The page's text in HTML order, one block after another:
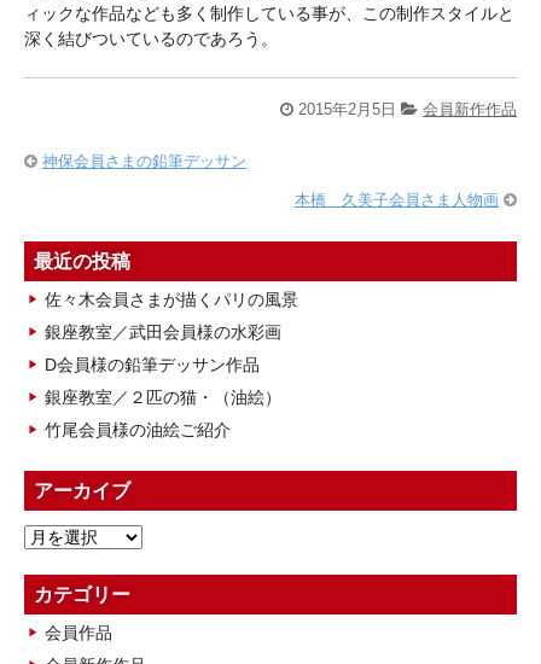
ィックな作品なども多く制作している事が、この制作スタイルと
深く結びついているのであろう。
2015年2月5日 会員新作作品
神保会員さまの鉛筆デッサン
本橋 久美子会員さま人物画
最近の投稿
佐々木会員さまが描くパリの風景
銀座教室／武田会員様の水彩画
D会員様の鉛筆デッサン作品
銀座教室／２匹の猫・（油絵）
竹尾会員様の油絵ご紹介
アーカイブ
ア
カ
イ
ブ
カテゴリー
会員作品